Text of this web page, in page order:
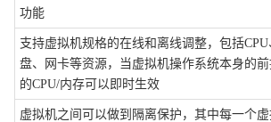
功能
支持虚拟机规格的在线和离线调整，包括
盘、网卡等资源，当虚拟机操作系统本身的
的CPU/内存可以即时生效
虚拟机之间可以做到隔离保护，其中每一个